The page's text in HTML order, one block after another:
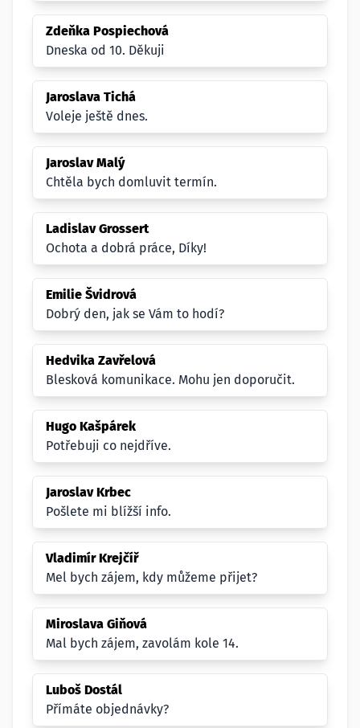
Zdeňka Pospiechová
Dneska od 10. Děkuji
Jaroslava Tichá
Voleje ještě dnes.
Jaroslav Malý
Chtěla bych domluvit termín.
Ladislav Grossert
Ochota a dobrá práce, Díky!
Emilie Švidrová
Dobrý den, jak se Vám to hodí?
Hedvika Zavřelová
Blesková komunikace. Mohu jen doporučit.
Hugo Kašpárek
Potřebuji co nejdříve.
Jaroslav Krbec
Pošlete mi blížší info.
Vladimír Krejčíř
Mel bych zájem, kdy můžeme přijet?
Miroslava Giňová
Mal bych zájem, zavolám kole 14.
Luboš Dostál
Přímáte objednávky?